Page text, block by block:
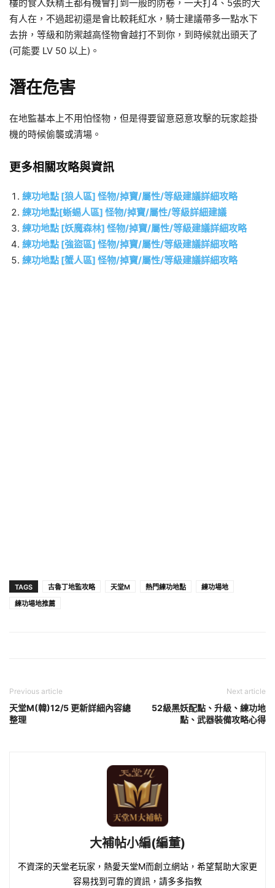
樓的食人妖精王都有機會打到一般的防卷，一天打4、5張的大
有人在，不過起初還是會比較耗紅水，騎士建議帶多一點水下
去拚，等級和防禦越高怪物會越打不到你，到時候就出頭天了
(可能要 LV 50 以上)。
潛在危害
在地監基本上不用怕怪物，但是得要留意惡意攻擊的玩家趁掛
機的時候偷襲或清場。
更多相關攻略與資訊
練功地點 [狼人區] 怪物/掉寶/屬性/等級建議詳細攻略
練功地點[蜥蜴人區] 怪物/掉寶/屬性/等級詳細建議
練功地點 [妖魔森林] 怪物/掉寶/屬性/等級建議詳細攻略
練功地點 [強盜區] 怪物/掉寶/屬性/等級建議詳細攻略
練功地點 [蟹人區] 怪物/掉寶/屬性/等級建議詳細攻略
TAGS 古魯丁地監攻略 天堂M 熱門練功地點
練功場地
練功場地推薦
Previous article
天堂M(韓)12/5 更新詳細內容總
整理
Next article
52級黑妖配點、升級、練功地
點、武器裝備攻略心得
大補帖小編(編董)
不資深的天堂老玩家，熱愛天堂M而創立網站，希望幫助大家更
容易找到可靠的資訊，請多多指教